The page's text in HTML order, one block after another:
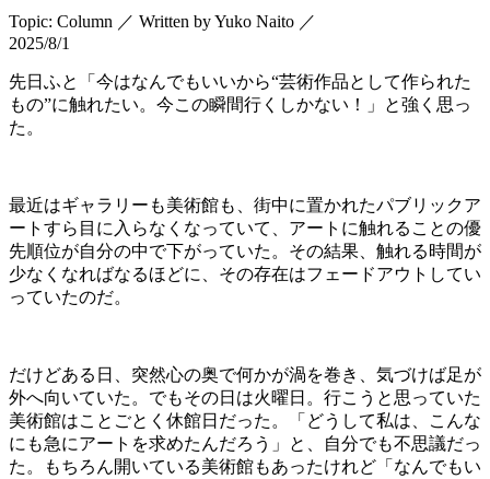
Topic: Column ／ Written byYuko Naito ／
2025/8/1
先日ふと「今はなんでもいいから“芸術作品として作られた
もの”に触れたい。今この瞬間行くしかない！」と強く思っ
た。
最近はギャラリーも美術館も、街中に置かれたパブリックア
ートすら目に入らなくなっていて、アートに触れることの優
先順位が自分の中で下がっていた。その結果、触れる時間が
少なくなればなるほどに、その存在はフェードアウトしてい
っていたのだ。
だけどある日、突然心の奥で何かが渦を巻き、気づけば足が
外へ向いていた。でもその日は火曜日。行こうと思っていた
美術館はことごとく休館日だった。「どうして私は、こんな
にも急にアートを求めたんだろう」と、自分でも不思議だっ
た。もちろん開いている美術館もあったけれど「なんでもい